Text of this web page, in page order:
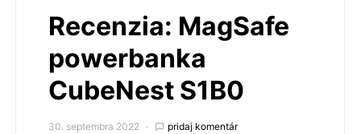
Recenzia: MagSafe
powerbanka
CubeNest S1B0
30. septembra 2022 pridaj komentár